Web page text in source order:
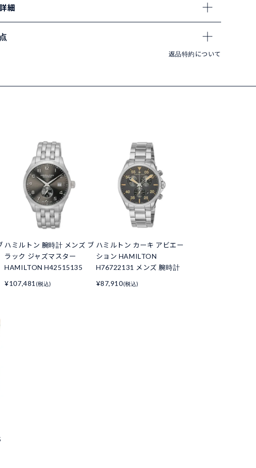
細
返品特約について
ハミルトン 腕時計 メンズ ブ
ラック ジャズマスター
HAMILTON H42515135
¥107,481 (税込)
ハミルトン カーキ アビエー
ション HAMILTON
H76722131 メンズ 腕時計
¥87,910(税込)